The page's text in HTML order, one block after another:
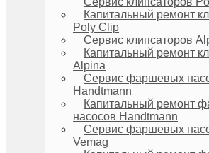
Капитальный ремонт
Poly Clip
Сервис клипсаторов
Капитальный ремонт
Alpina
Сервис фаршевых
Handtmann
Капитальный ремонт
насосов Handtmann
Сервис фаршевых
Vemag